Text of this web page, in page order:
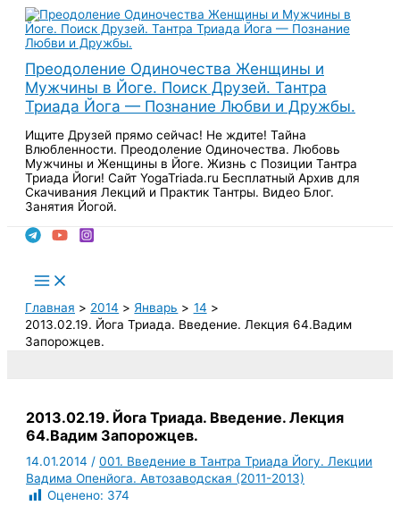
Перейти
содержимому
Преодоление Одиночества Женщины и
Мужчины в Йоге. Поиск Друзей. Тантра
Триада Йога — Познание Любви и Дружбы.
Ищите Друзей прямо сейчас! Не ждите! Тайна
Влюбленности. Преодоление Одиночества. Любовь
Мужчины и Женщины в Йоге. Жизнь с Позиции Тантра
Триада Йоги! Сайт YogaTriada.ru Бесплатный Архив для
Скачивания Лекций и Практик Тантры. Видео Блог.
Занятия Йогой.
Main
Menu
Главная
2014 Январь
14
2013.02.19. Йога Триада. Введение. Лекция 64.Вадим
Запорожцев.
2013.02.19. Йога Триада. Введение. Лекция
64.Вадим Запорожцев.
14.01.2014/001. Введение в Тантра Триада Йогу. Лекции
Вадима Опенйога. Автозаводская (2011-2013)
Оценено: 374